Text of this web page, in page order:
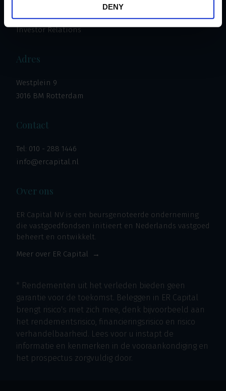
DENY
Vastgoed
Investor Relations
Adres
Westplein 9
3016 BM Rotterdam
Contact
Tel: 010 - 288 1446
info@ercapital.nl
Over ons
ER Capital NV is een beursgenoteerde onderneming
die vastgoedfondsen initieert en Nederlands vastgoed
beheert en ontwikkelt.
Meer over ER Capital
* Rendementen uit het verleden bieden geen
garantie voor de toekomst. Beleggen in ER Capital
brengt risico's met zich mee, denk bijvoorbeeld aan
het rendementsrisico, financieringsrisico en risico
verhandelbaarheid. Lees voor u instapt de
informatie en kenmerken in de vooraankondiging en
het prospectus zorgvuldig door.